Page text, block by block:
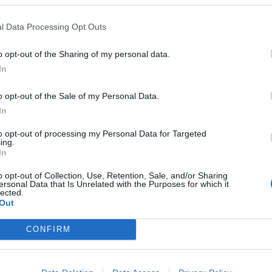
Data Processing Opt Outs
opt-out of the Sharing of my personal data.
opt-out of the Sale of my Personal Data.
opt-out of processing my Personal Data for Targeted
opt-out of Collection, Use, Retention, Sale, and/or Sharing
Data that Is Unrelated with the Purposes for which it
CONFIRM
πέθανε ο αγωνιστής της Ελληνικής
και πολιτικός Αντώνιος
του '21 και πολιτικός. Πληρεξούσιος και Βουλευτής
κατ’ επανάληψη και Πρόεδρος της Βουλής από τις 21
2025 08:30
μάχη του Αγώνα για την ελληνική ανεξαρτησία
2024 08:30